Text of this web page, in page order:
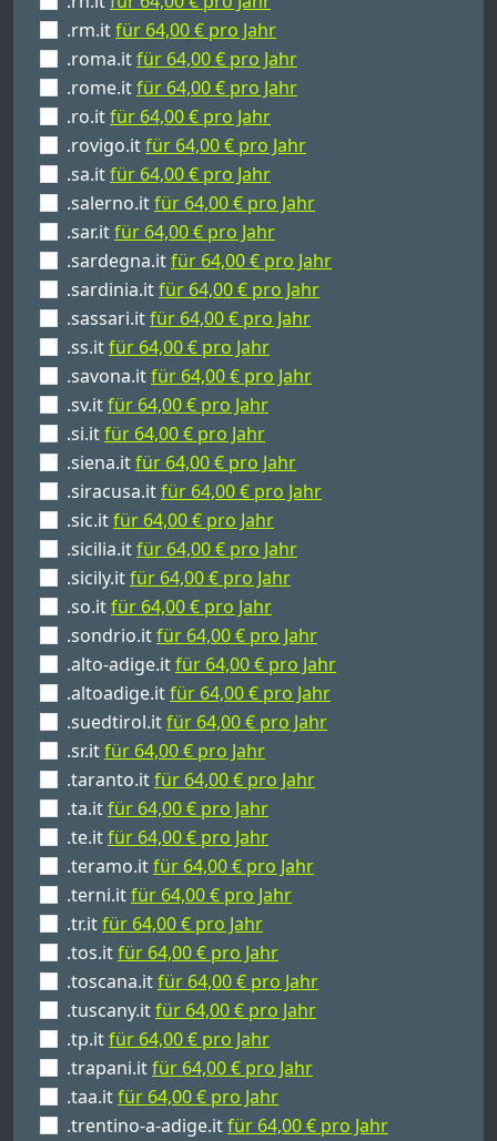
.rm.itfür 64,00 € pro Jahr
.roma.itfür 64,00 € pro Jahr
.rome.itfür 64,00 € pro Jahr
.ro.itfür 64,00 € pro Jahr
.rovigo.itfür 64,00 € pro Jahr
.sa.itfür 64,00 € pro Jahr
.salerno.itfür 64,00 € pro Jahr
.sar.itfür 64,00 € pro Jahr
.sardegna.itfür 64,00 € pro Jahr
.sardinia.itfür 64,00 € pro Jahr
.sassari.itfür 64,00 € pro Jahr
.ss.itfür 64,00 € pro Jahr
.savona.itfür 64,00 € pro Jahr
.sv.itfür 64,00 € pro Jahr
.si.itfür 64,00 € pro Jahr
.siena.itfür 64,00 € pro Jahr
.siracusa.itfür 64,00 € pro Jahr
.sic.itfür 64,00 € pro Jahr
.sicilia.itfür 64,00 € pro Jahr
.sicily.itfür 64,00 € pro Jahr
.so.itfür 64,00 € pro Jahr
.sondrio.itfür 64,00 € pro Jahr
.alto-adige.itfür 64,00 € pro Jahr
.altoadige.itfür 64,00 € pro Jahr
.suedtirol.itfür 64,00 € pro Jahr
.sr.itfür 64,00 € pro Jahr
.taranto.itfür 64,00 € pro Jahr
.ta.itfür 64,00 € pro Jahr
.te.itfür 64,00 € pro Jahr
.teramo.itfür 64,00 € pro Jahr
.terni.itfür 64,00 € pro Jahr
.tr.itfür 64,00 € pro Jahr
.tos.itfür 64,00 € pro Jahr
.toscana.itfür 64,00 € pro Jahr
.tuscany.itfür 64,00 € pro Jahr
.tp.itfür 64,00 € pro Jahr
.trapani.itfür 64,00 € pro Jahr
.taa.itfür 64,00 € pro Jahr
.trentino-a-adige.itfür 64,00 € pro Jahr